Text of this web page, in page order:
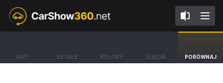
360° DETALE KOLORY UJĘCIA PORÓWNAJ
Skoda Karoq Nissan Qashqai